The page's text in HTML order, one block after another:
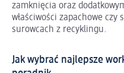
zamknięcia oraz
właściwości zapachowe czy
surowcach z recyklingu.
Jak wybrać najlepsze